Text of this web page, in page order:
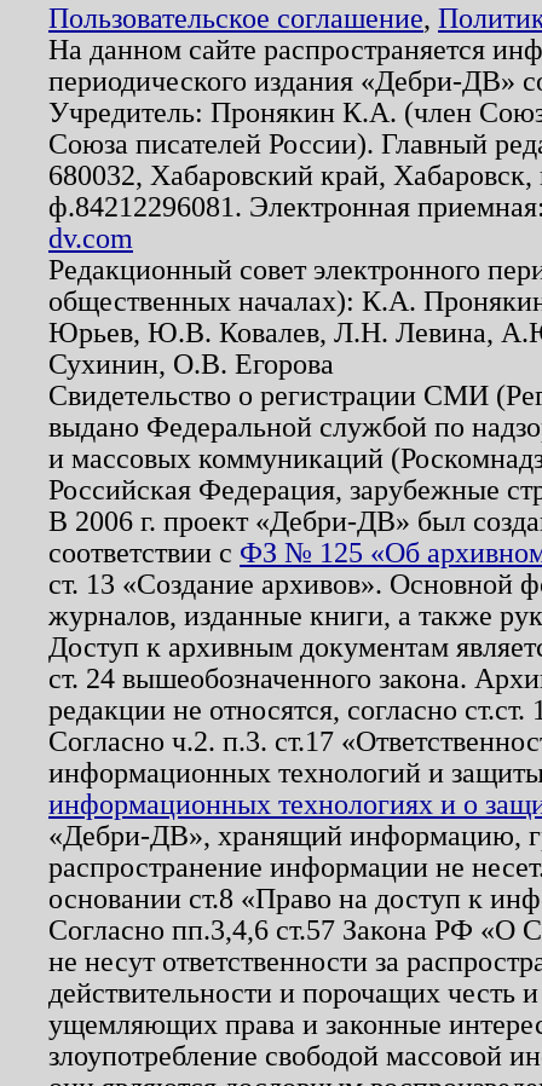
Пользовательское соглашение,
На данном сайте распространяется
периодического издания «Дебри-ДВ»
Учредитель: Пронякин К.А. (член
Союза писателей России). Главный
680032, Хабаровский край,
ф.84212296081. Электронная
dv.com
Редакционный совет электронного
общественных началах): К.А.
Юрьев, Ю.В. Ковалев, Л.Н. Левина,
Сухинин, О.В. Егорова
Свидетельство о регистрации СМИ
выдано Федеральной службой по
и массовых коммуникаций
Российская Федерация, зарубежные
В 2006 г. проект «Дебри-ДВ» был
соответствии с ФЗ № 125 «Об
ст. 13 «Создание архивов». Основной
журналов, изданные книги, а также
Доступ к архивным документам
ст. 24 вышеобозначенного закона.
редакции не относятся, согласно
Согласно ч.2. п.3. ст.17
информационных технологий и
информационных технологиях и о
«Дебри-ДВ», хранящий информацию,
распространение информации не
основании ст.8 «Право на доступ к
Согласно пп.3,4,6 ст.57 Закона РФ «О
не несут ответственности за
действительности и порочащих честь
ущемляющих права и законные
злоупотребление свободой массовой